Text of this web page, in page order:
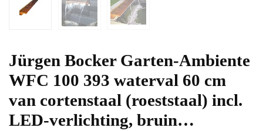
Jürgen Bocker Garten-Ambiente
WFC 100 393 waterval 60 cm
van cortenstaal (roeststaal) incl.
LED-verlichting, bruin…